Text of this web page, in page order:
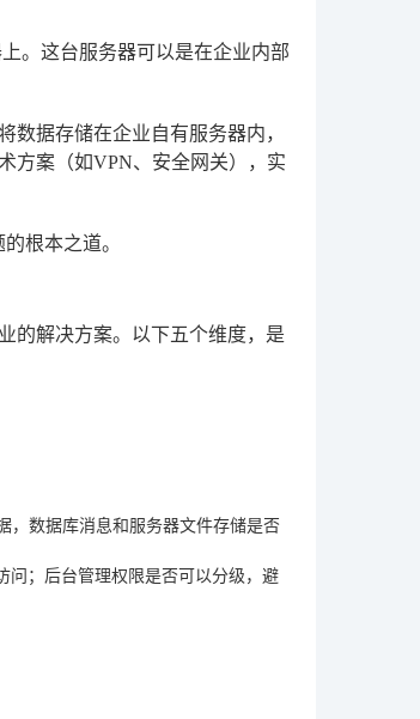
。这台服务器可以是在企业内部
据存储在企业自有服务器内，
方案（如VPN、安全网关），实
根本之道。
的解决方案。以下五个维度，是
，数据库消息和服务器文件存储是否
问；后台管理权限是否可以分级，避